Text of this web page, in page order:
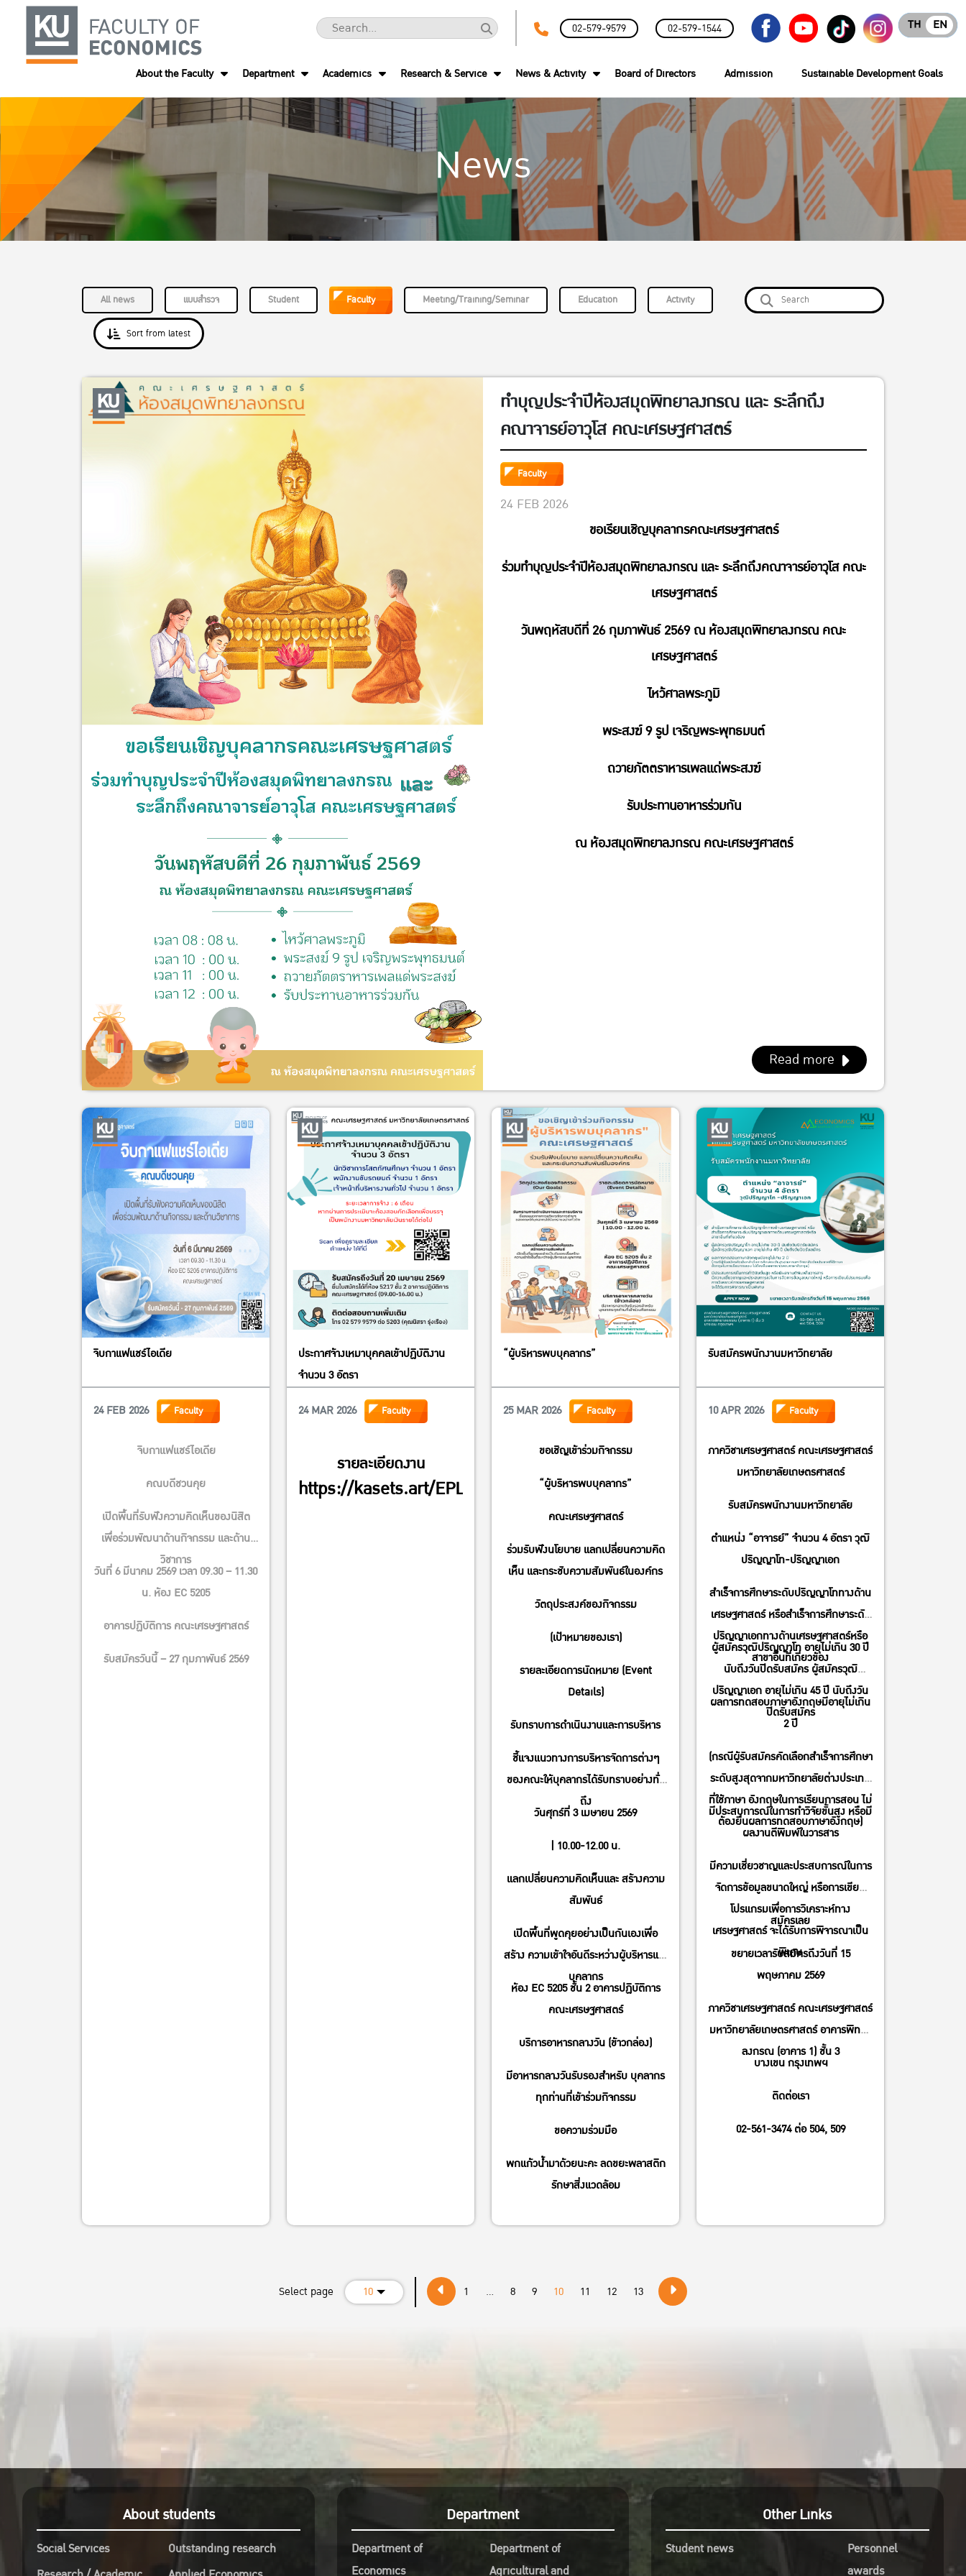
02-579-9579 02-579-1544 EN
TH
About the Faculty Department Academics Research & Service News & Activity Board of Directors Admission Sustainable Development Goals
News
All news แบบสำรวจ Student Faculty Meeting/Training/Seminar Education Activity
Sort from latest
ทำบุญประจำปีห้องสมุดพิทยาลงกรณ และ ระลึกถึง
คณาจารย์อาวุโส คณะเศรษฐศาสตร์
Faculty
24 FEB 2026
ขอเรียนเชิญบุคลากรคณะเศรษฐศาสตร์
ร่วมทำบุญประจำปีห้องสมุดพิทยาลงกรณ และ ระลึกถึงคณาจารย์อาวุโส คณะ
เศรษฐศาสตร์
วันพฤหัสบดีที่ 26 กุมภาพันธ์ 2569 ณ ห้องสมุดพิทยาลงกรณ คณะ
เศรษฐศาสตร์
ไหว้ศาลพระภูมิ
พระสงฆ์ 9 รูป เจริญพระพุทธมนต์
ถวายภัตตราหารเพลแด่พระสงฆ์
รับประทานอาหารร่วมกัน
ณ ห้องสมุดพิทยาลงกรณ คณะเศรษฐศาสตร์
Read more
จิบกาแฟแชร์ไอเดีย
24 FEB 2026 Faculty
จิบกาแฟแชร์ไอเดีย
คณบดีชวนคุย
เปิดพื้นที่รับฟังความคิดเห็นของนิสิต
เพื่อร่วมพัฒนาด้านกิจกรรม และด้าน
วิชาการ
วันที่ 6 มีนาคม 2569 เวลา 09.30 – 11.30
น. ห้อง EC 5205
อาคารปฏิบัติการ คณะเศรษฐศาสตร์
รับสมัครวันนี้ – 27 กุมภาพันธ์ 2569
ประกาศจ้างเหมาบุคคลเข้าปฏิบัติงาน
จำนวน 3 อัตรา
24 MAR 2026
Faculty
รายละเอียดงาน
https://kasets.art/EPLbPF
“ผู้บริหารพบบุคลากร”
25 MAR 2026 Faculty
ขอเชิญเข้าร่วมกิจกรรม
“ผู้บริหารพบบุคลากร”
คณะเศรษฐศาสตร์
ร่วมรับฟังนโยบาย แลกเปลี่ยนความคิด
เห็น และกระชับความสัมพันธ์ในองค์กร
วัตถุประสงค์ของกิจกรรม
(เป้าหมายของเรา)
รายละเอียดการนัดหมาย (Event
Details)
รับทราบการดำเนินงานและการบริหาร
ชี้แจงแนวทางการบริหารจัดการต่างๆ
ของคณะให้บุคลากรได้รับทราบอย่างทั่ว
ถึง
วันศุกร์ที่ 3 เมษายน 2569
| 10.00-12.00 น.
แลกเปลี่ยนความคิดเห็นและ สร้างความ
สัมพันธ์
เปิดพื้นที่พูดคุยอย่างเป็นกันเองเพื่อ
สร้าง ความเข้าใจอันดีระหว่างผู้บริหารและ
บุคลากร
ห้อง EC 5205 ชั้น 2 อาคารปฏิบัติการ
คณะเศรษฐศาสตร์
บริการอาหารกลางวัน (ข้าวกล่อง)
มีอาหารกลางวันรับรองสำหรับ บุคลากร
ทุกท่านที่เข้าร่วมกิจกรรม
ขอความร่วมมือ
พกแก้วน้ำมาด้วยนะคะ ลดขยะพลาสติก
รักษาสิ่งแวดล้อม
รับสมัครพนักงานมหาวิทยาลัย
10 APR 2026 Faculty
ภาควิชาเศรษฐศาสตร์ คณะเศรษฐศาสตร์
มหาวิทยาลัยเกษตรศาสตร์
รับสมัครพนักงานมหาวิทยาลัย
ตำแหน่ง “อาจารย์” จำนวน 4 อัตรา วุฒิ
ปริญญาโท-ปริญญาเอก
สำเร็จการศึกษาระดับปริญญาโททางด้าน
เศรษฐศาสตร์ หรือสำเร็จการศึกษาระดับ
ปริญญาเอกทางด้านเศรษฐศาสตร์หรือ
สาขาอื่นที่เกี่ยวข้อง
ผู้สมัครวุฒิปริญญาโท อายุไม่เกิน 30 ปี
นับถึงวันปิดรับสมัคร ผู้สมัครวุฒิ
ปริญญาเอก อายุไม่เกิน 45 ปี นับถึงวัน
ปิดรับสมัคร
ผลการทดสอบภาษาอังกฤษมีอายุไม่เกิน
2 ปี
(กรณีผู้รับสมัครคัดเลือกสำเร็จการศึกษา
ระดับสูงสุดจากมหาวิทยาลัยต่างประเทศ
ที่ใช้ภาษา อังกฤษในการเรียนการสอน ไม่
ต้องยื่นผลการทดสอบภาษาอังกฤษ)
มีประสบการณ์ในการทำวิจัยขั้นสูง หรือมี
ผลงานตีพิมพ์ในวารสาร
มีความเชี่ยวชาญและประสบการณ์ในการ
จัดการข้อมูลขนาดใหญ่ หรือการเขียน
โปรแกรมเพื่อการวิเคราะห์ทาง
เศรษฐศาสตร์ จะได้รับการพิจารณาเป็น
พิเศษ
สมัครเลย
ขยายเวลารับสมัครถึงวันที่ 15
พฤษภาคม 2569
ภาควิชาเศรษฐศาสตร์ คณะเศรษฐศาสตร์
มหาวิทยาลัยเกษตรศาสตร์ อาคารพิทยา
ลงกรณ (อาคาร 1) ชั้น 3
บางเขน กรุงเทพฯ
ติดต่อเรา
02-561-3474 ต่อ 504, 509
Select page 10 1 ... 8 9 10 11 12 13
About students
Social Services
Outstanding research
Department
Department of
Economics
Department of
Agricultural and
Other Links
Student news
Personnel
awards